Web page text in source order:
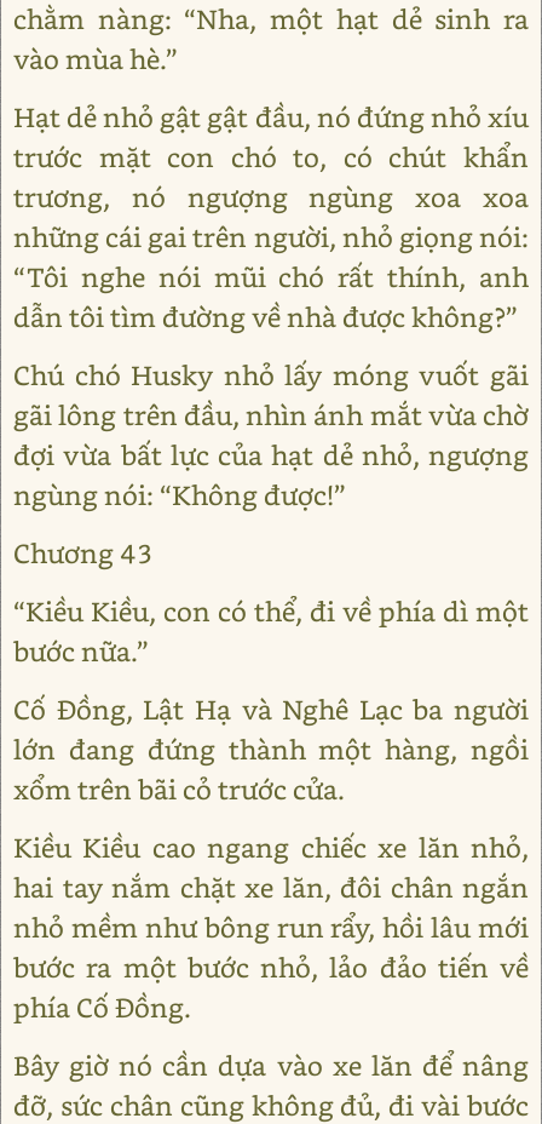
chằm nàng: “Nha, một hạt dẻ sinh ra
vào mùa hè.”
Hạt dẻ nhỏ gật gật đầu, nó đứng nhỏ xíu
trước mặt con chó to, có chút khẩn
trương, nó ngượng ngùng xoa xoa
những cái gai trên người, nhỏ giọng nói:
“Tôi nghe nói mũi chó rất thính, anh
dẫn tôi tìm đường về nhà được không?”
Chú chó Husky nhỏ lấy móng vuốt gãi
gãi lông trên đầu, nhìn ánh mắt vừa chờ
đợi vừa bất lực của hạt dẻ nhỏ, ngượng
ngùng nói: “Không được!”
Chương 43
“Kiều Kiều, con có thể, đi về phía dì một
bước nữa.”
Cố Đồng, Lật Hạ và Nghê Lạc ba người
lớn đang đứng thành một hàng, ngồi
xổm trên bãi cỏ trước cửa.
Kiều Kiều cao ngang chiếc xe lăn nhỏ,
hai tay nắm chặt xe lăn, đôi chân ngắn
nhỏ mềm như bông run rẩy, hồi lâu mới
bước ra một bước nhỏ, lảo đảo tiến về
phía Cố Đồng.
Bây giờ nó cần dựa vào xe lăn để nâng
đỡ, sức chân cũng không đủ, đi vài bước